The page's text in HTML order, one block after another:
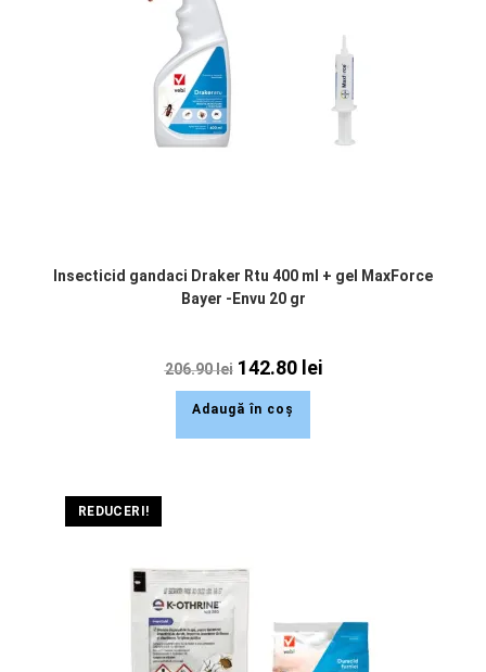
Insecticid gandaci Draker Rtu 400 ml + gel MaxForce
Bayer -Envu 20 gr
206.90lei 142.80 lei
Adaugă în coș
REDUCERI!